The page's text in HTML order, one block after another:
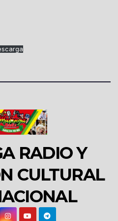
RADIO Y
CULTURAL